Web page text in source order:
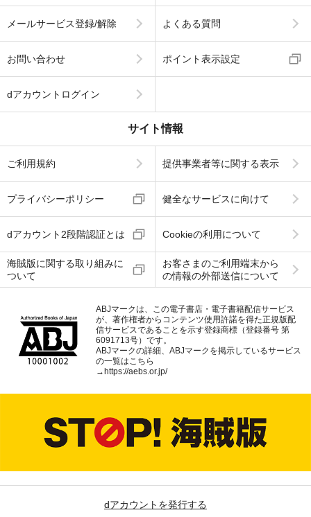
メールサービス登録/解除 よくある質問
お問い合わせ ポイント表示設定
dアカウントログイン
サイト情報
ご利用規約 提供事業者等に関する表示
プライバシーポリシー 健全なサービスに向けて
dアカウント2段階認証とは Cookieの利用について
海賊版に関する取り組みに
ついて
お客さまのご利用端末から
の情報の外部送信について
ABJマークは、この電子書店・電子書籍配信サービス
が、著作権者からコンテンツ使用許諾を得た正規版配
信サービスであることを示す登録商標（登録番号 第
6091713号）です。
ABJマークの詳細、ABJマークを掲示しているサービス
の一覧はこちら
→https://aebs.or.jp/
dアカウントを発行する